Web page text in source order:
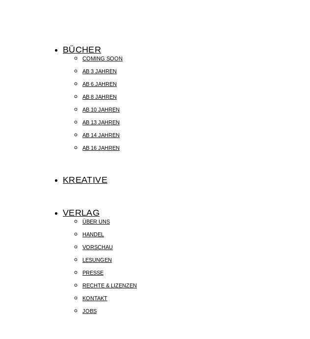
BÜCHER
COMING SOON
AB 3 JAHREN
AB 6 JAHREN
AB 8 JAHREN
AB 10 JAHREN
AB 13 JAHREN
AB 14 JAHREN
AB 16 JAHREN
KREATIVE
VERLAG
ÜBER UNS
HANDEL
VORSCHAU
LESUNGEN
PRESSE
RECHTE & LIZENZEN
KONTAKT
JOBS